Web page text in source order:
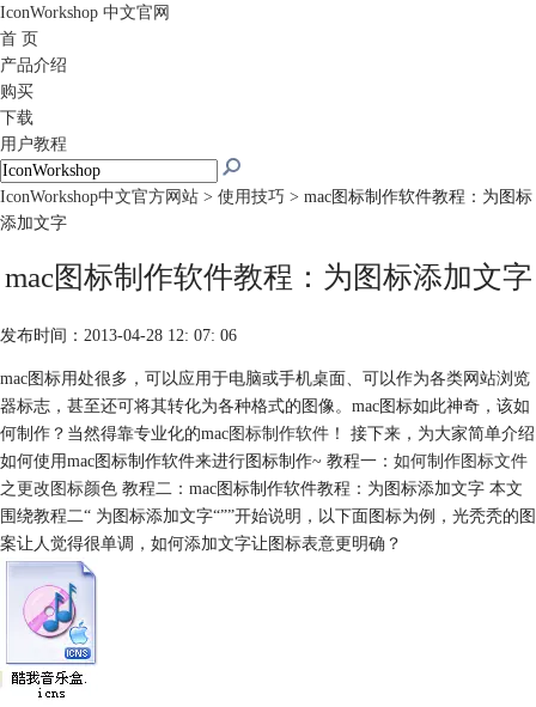
IconWorkshop 中文官网
首 页
产品介绍
购买
下载
用户教程
IconWorkshop中文官方网站 > 使用技巧 > mac图标制作软件教程：为图标
添加文字
mac图标制作软件教程：为图标添加文字
发布时间：2013-04-28 12: 07: 06
mac图标用处很多，可以应用于电脑或手机桌面、可以作为各类网站浏览
器标志，甚至还可将其转化为各种格式的图像。mac图标如此神奇，该如
何制作？当然得靠专业化的mac图标制作软件 ！ 接下来，为大家简单介绍
如何使用mac图标制作软件来进行图标制作~ 教程一： 如何制作图标文件
之更改图标颜色 教程二：mac图标制作软件教程：为图标添加文字 本文
围绕教程二“ 为图标添加文字“””开始说明，以下面图标为例，光秃秃的图
案让人觉得很单调，如何添加文字让图标表意更明确？